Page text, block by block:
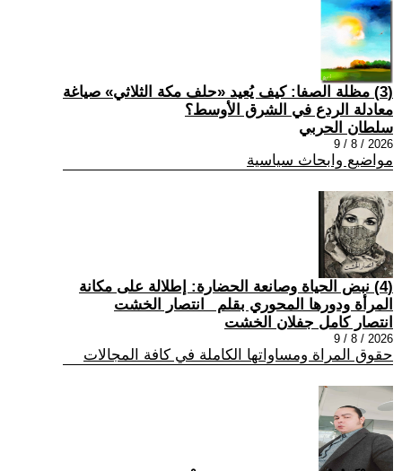
(3) مظلة الصفا: كيف يُعيد «حلف مكة الثلاثي» صياغة
معادلة الردع في الشرق الأوسط؟
سلطان الحربي
2026 / 8 / 9
مواضيع وابحاث سياسية
(4) نبض الحياة وصانعة الحضارة: إطلالة على مكانة
المرأة ودورها المحوري بقلم _انتصار الخشت
انتصار كامل جفلان الخشت
2026 / 8 / 9
حقوق المراة ومساواتها الكاملة في كافة المجالات